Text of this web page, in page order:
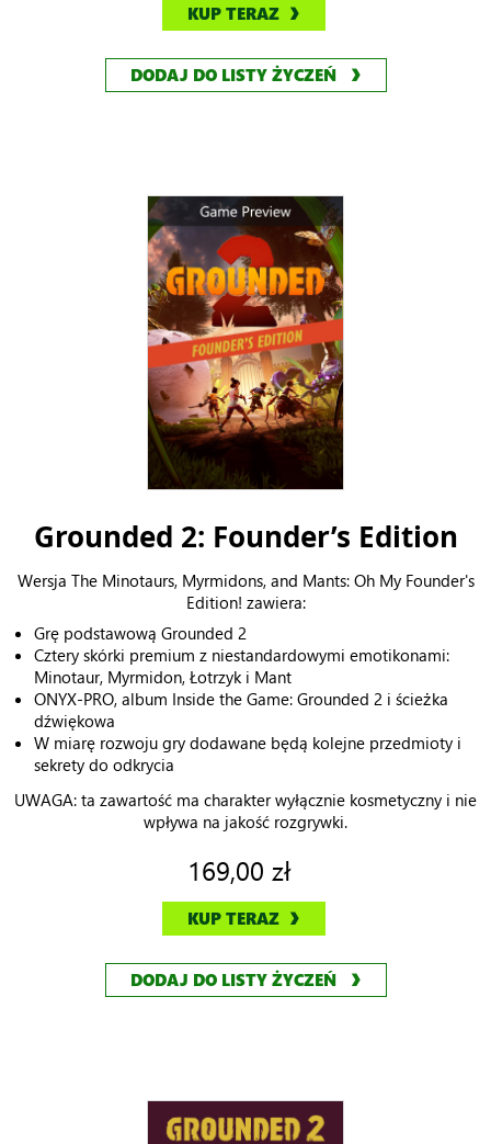
KUP TERAZ
DODAJ DO LISTY ŻYCZEŃ
Grounded 2: Founder’s Edition
Wersja The Minotaurs, Myrmidons, and Mants: Oh My Founder's
Edition! zawiera:
Grę podstawową Grounded 2
Cztery skórki premium z niestandardowymi emotikonami:
Minotaur, Myrmidon, Łotrzyk i Mant
ONYX-PRO, album Inside the Game: Grounded 2 i ścieżka
dźwiękowa
W miarę rozwoju gry dodawane będą kolejne przedmioty i
sekrety do odkrycia
UWAGA: ta zawartość ma charakter wyłącznie kosmetyczny i nie
wpływa na jakość rozgrywki.
169,00 zł
KUP TERAZ
DODAJ DO LISTY ŻYCZEŃ